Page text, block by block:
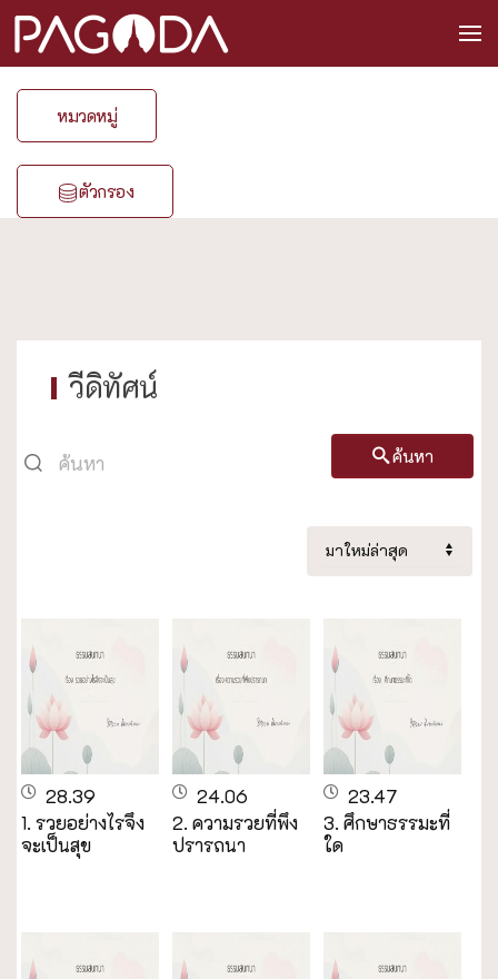
หมวดหมู่
ตัวกรอง
วีดิทัศน์
ค้นหา
28.39
1. รวยอย่างไรจึง
จะเป็นสุข
24.06
2. ความรวยที่พึง
ปรารถนา
23.47
3. ศึกษาธรรมะที่
ใด